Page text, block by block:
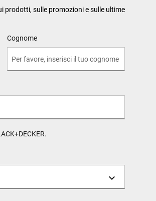
prodotti, sulle promozioni e sulle ultime
Cognome